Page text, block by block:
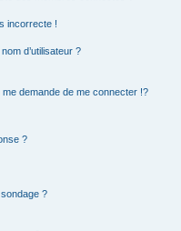
incorrecte !
d’utilisateur ?
me demande de me connecter !?
?
?